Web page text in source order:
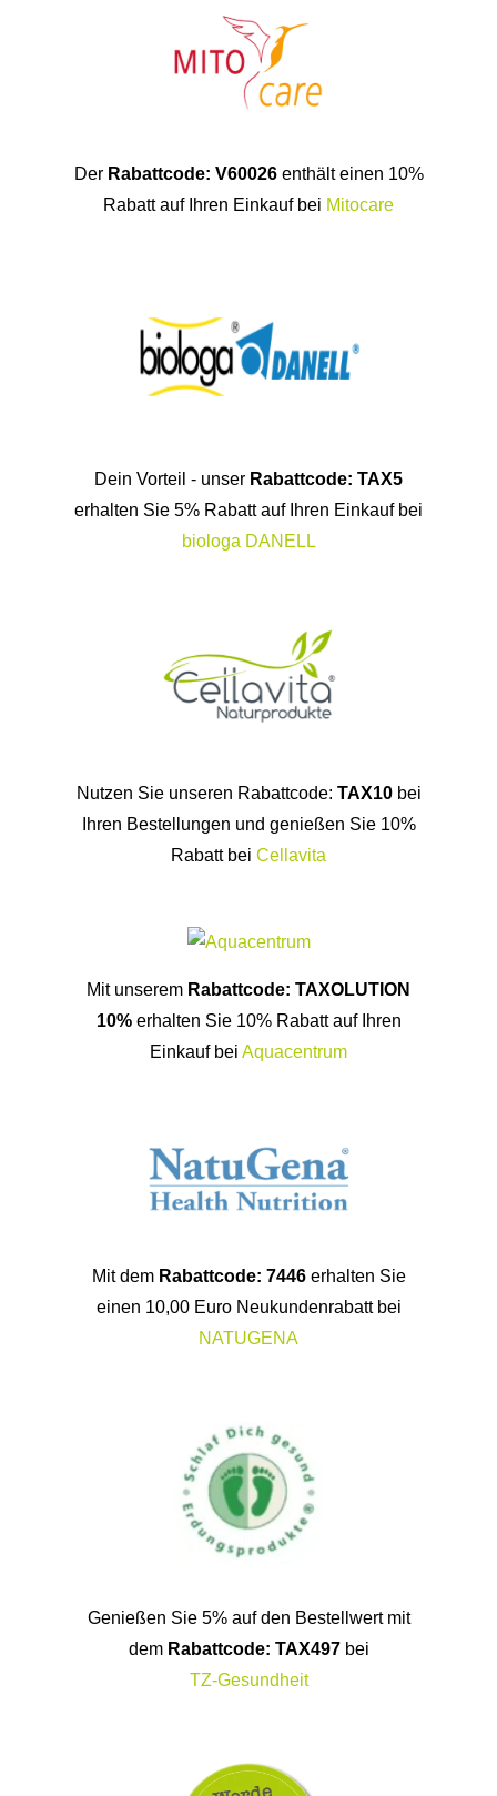
Der Rabattcode: V60026 enthält einen 10%
Rabatt auf Ihren Einkauf bei Mitocare
Dein Vorteil - unser Rabattcode: TAX5
erhalten Sie 5% Rabatt auf Ihren Einkauf bei
biologa DANELL
Nutzen Sie unseren Rabattcode: TAX10bei
Ihren Bestellungen und genießen Sie 10%
Rabatt bei Cellavita
Mit unserem Rabattcode: TAXOLUTION
10%erhalten Sie 10% Rabatt auf Ihren
Einkauf bei Aquacentrum
Mit dem Rabattcode: 7446erhalten Sie
einen 10,00 Euro Neukundenrabatt bei
NATUGENA
Genießen Sie 5% auf den Bestellwert mit
dem Rabattcode: TAX497 bei
TZ-Gesundheit